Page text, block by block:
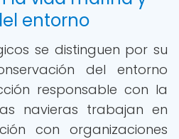
entorno
se distinguen por su
del entorno
responsable con la
navieras trabajan en
con organizaciones